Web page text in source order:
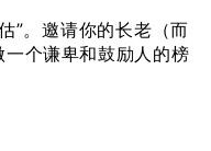
”。邀请你的长老（而
个谦卑和鼓励人的榜